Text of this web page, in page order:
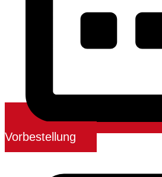
Vorbestellung